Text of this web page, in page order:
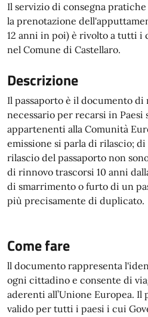
Il servizio di consegna
la prenotazione
12 anni in poi) è rivolto a tutti
nel Comune di Castellaro.
Descrizione
Il passaporto è il documento
necessario per recarsi in
appartenenti alla Comunità
emissione si parla di rilascio;
rilascio del passaporto non
di rinnovo trascorsi 10 anni
di smarrimento o furto di un
più precisamente di duplicato.
Come fare
ll documento rappresenta
ogni cittadino e consente di
aderenti all’Unione Europea. Il
valido per tutti i paesi i cui